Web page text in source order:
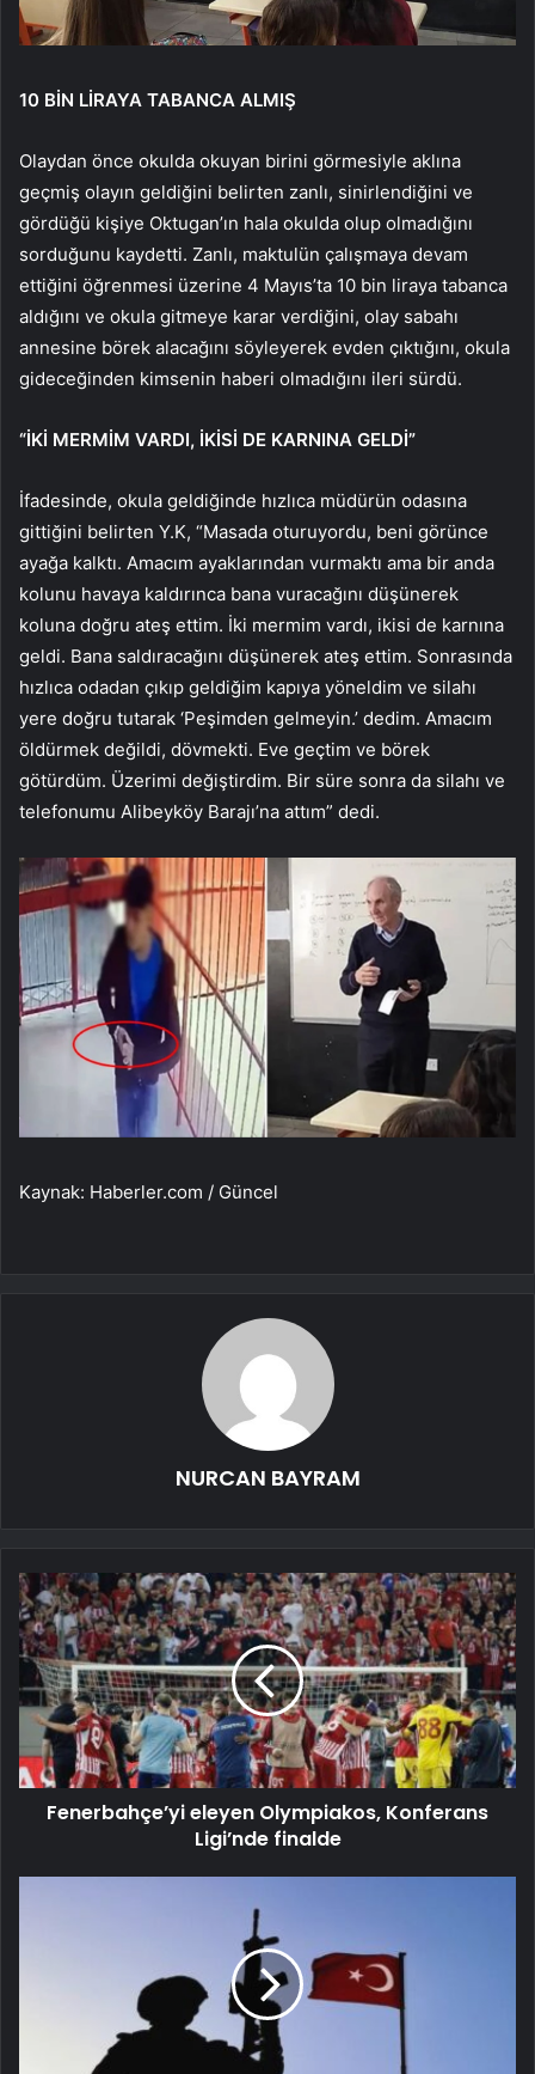
10 BİN LİRAYA TABANCA ALMIŞ
Olaydan önce okulda okuyan birini görmesiyle aklına
geçmiş olayın geldiğini belirten zanlı, sinirlendiğini ve
gördüğü kişiye Oktugan’ın hala okulda olup olmadığını
sorduğunu kaydetti. Zanlı, maktulün çalışmaya devam
ettiğini öğrenmesi üzerine 4 Mayıs’ta 10 bin liraya tabanca
aldığını ve okula gitmeye karar verdiğini, olay sabahı
annesine börek alacağını söyleyerek evden çıktığını, okula
gideceğinden kimsenin haberi olmadığını ileri sürdü.
“İKİ MERMİM VARDI, İKİSİ DE KARNINA GELDİ”
İfadesinde, okula geldiğinde hızlıca müdürün odasına
gittiğini belirten Y.K, “Masada oturuyordu, beni görünce
ayağa kalktı. Amacım ayaklarından vurmaktı ama bir anda
kolunu havaya kaldırınca bana vuracağını düşünerek
koluna doğru ateş ettim. İki mermim vardı, ikisi de karnına
geldi. Bana saldıracağını düşünerek ateş ettim. Sonrasında
hızlıca odadan çıkıp geldiğim kapıya yöneldim ve silahı
yere doğru tutarak ‘Peşimden gelmeyin.’ dedim. Amacım
öldürmek değildi, dövmekti. Eve geçtim ve börek
götürdüm. Üzerimi değiştirdim. Bir süre sonra da silahı ve
telefonumu Alibeyköy Barajı’na attım” dedi.
Kaynak: Haberler.com / Güncel
NURCAN BAYRAM
Fenerbahçe’yi eleyen Olympiakos, Konferans
Ligi’nde finalde